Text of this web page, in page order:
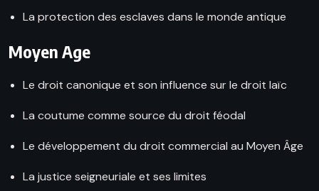
La protection des esclaves dans le monde antique
Moyen Age
Le droit canonique et son influence sur le droit laïc
La coutume comme source du droit féodal
Le développement du droit commercial au Moyen Âge
La justice seigneuriale et ses limites